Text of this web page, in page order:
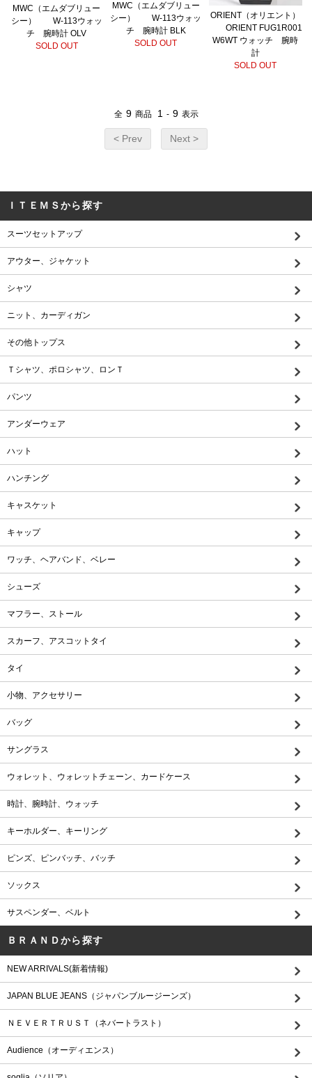
MWC（エムダブリュー
シー） W-113ウォッ
チ 腕時計 OLV
SOLD OUT
MWC（エムダブリュー
シー） W-113ウォッ
チ 腕時計 BLK
SOLD OUT
ORIENT（オリエント）
ORIENT FUG1R001
W6WT ウォッチ 腕時
計
SOLD OUT
全 9 商品 1 - 9 表示
< Prev Next >
ＩＴＥＭＳから探す
スーツセットアップ
アウター、ジャケット
シャツ
ニット、カーディガン
その他トップス
Ｔシャツ、ポロシャツ、ロンＴ
パンツ
アンダーウェア
ハット
ハンチング
キャスケット
キャップ
ワッチ、ヘアバンド、ベレー
シューズ
マフラー、ストール
スカーフ、アスコットタイ
タイ
小物、アクセサリー
バッグ
サングラス
ウォレット、ウォレットチェーン、カードケース
時計、腕時計、ウォッチ
キーホルダー、キーリング
ピンズ、ピンバッチ、バッチ
ソックス
サスペンダー、ベルト
ＢＲＡＮＤから探す
NEW ARRIVALS(新着情報)
JAPAN BLUE JEANS（ジャパンブルージーンズ）
ＮＥＶＥＲＴＲＵＳＴ（ネバートラスト）
Audience（オーディエンス）